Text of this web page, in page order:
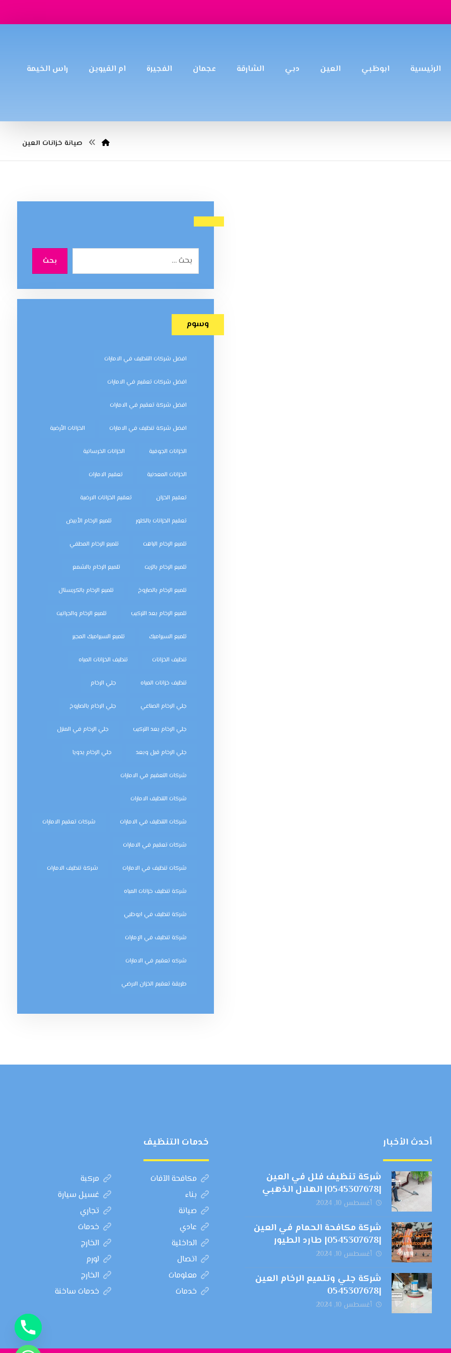
الرئيسية ابوظبي العين دبي الشارقة عجمان الفجيرة ام القيوين راس الخيمة
صيانة خزانات العين
بحث
وسوم
افضل شركات التنظيف في الامارات
افضل شركات تعقيم في الامارات
افضل شركة تعقيم في الامارات
افضل شركة تنظيف في الامارات الخزانات الأرضية
الخزانات الجوفية الخزانات الخرسانية
الخزانات المعدنية تعقيم الامارات
تعقيم الخزان تعقيم الخزانات الارضية
تعقيم الخزانات بالكلور تلميع الرخام الأبيض
تلميع الرخام الباهت تلميع الرخام المطفي
تلميع الرخام بالزيت تلميع الرخام بالشمع
تلميع الرخام بالصاروخ تلميع الرخام بالكريستال
تلميع الرخام بعد التركيب تلميع الرخام والجرانيت
تلميع السيراميك تلميع السيراميك المجير
تنظيف الخزانات تنظيف الخزانات المياه
تنظيف خزانات المياه جلي الرخام
جلي الرخام الصناعي جلي الرخام بالصاروخ
جلي الرخام بعد التركيب جلي الرخام في المنزل
جلي الرخام قبل وبعد جلي الرخام يدويا
شركات التعقيم في الامارات
شركات التنظيف الامارات
شركات التنظيف في الامارات شركات تعقيم الامارات
شركات تعقيم في الامارات
شركات تنظيف في الامارات شركة تنظيف الامارات
شركة تنظيف خزانات المياه
شركة تنظيف في ابوظبي
شركة تنظيف في الإمارات
شركه تعقيم في الامارات
طريقة تعقيم الخزان الارضي
أحدث الأخبار
شركة تنظيف فلل في العين
|0545307678| الهلال الذهبي
أغسطس 10, 2024
شركة مكافحة الحمام في العين
|0545307678| طارد الطيور
أغسطس 10, 2024
شركة جلي وتلميع الرخام العين
|0545307678
أغسطس 10, 2024
خدمات التنظيف
مكافحة الآفات
مركبة
بناء
غسيل سيارة
صيانة
تجاري
عادي
خدمات
الداخلية
الخارج
اتصال
لورم
معلومات
الخارج
خدمات
خدمات ساخنة